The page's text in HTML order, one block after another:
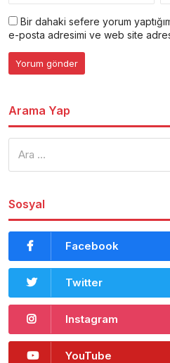
Bir dahaki sefere yorum
e-posta adresimi ve web site
Arama Yap
Sosyal
Facebook
Twitter
Instagram
YouTube